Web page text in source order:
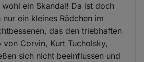
ein Skandal! Da ist doch
ein kleines Rädchen im
das den triebhaften
Corvin, Kurt Tucholsky,
sich nicht beeinflussen und